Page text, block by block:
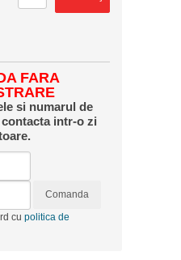
FARA
si numarul de
intr-o zi
Comanda
cu politica de